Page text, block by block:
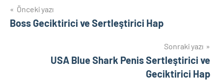
Yazı
gezinmesi
Önceki yazı
Boss Geciktirici ve Sertleştirici Hap
Sonraki yazı
USA Blue Shark Penis Sertleştirici ve
Geciktirici Hap